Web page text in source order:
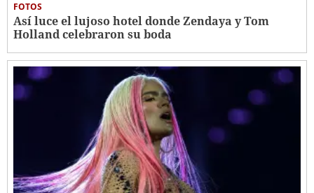
FOTOS
Así luce el lujoso hotel donde Zendaya y Tom
Holland celebraron su boda